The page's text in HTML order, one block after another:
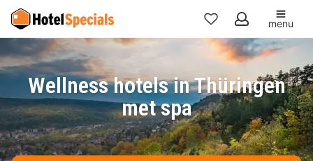
Mijn
favorieten
menu
Wellness hotels in Thüringen
met spa